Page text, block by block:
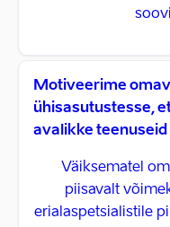
Motiveerime
ühisasutustesse,
avalikke teenuseid
Väiksematel
piisavalt
erialaspetsialistile